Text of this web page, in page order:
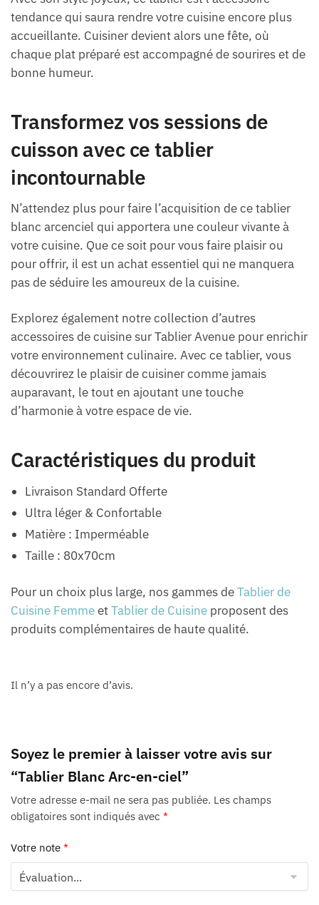
tendance qui saura rendre votre cuisine encore plus
accueillante. Cuisiner devient alors une fête, où
chaque plat préparé est accompagné de sourires et de
bonne humeur.
Transformez vos sessions de
cuisson avec ce tablier
incontournable
N’attendez plus pour faire l’acquisition de ce tablier
blanc arcenciel qui apportera une couleur vivante à
votre cuisine. Que ce soit pour vous faire plaisir ou
pour offrir, il est un achat essentiel qui ne manquera
pas de séduire les amoureux de la cuisine.
Explorez également notre collection d’autres
accessoires de cuisine sur Tablier Avenue pour enrichir
votre environnement culinaire. Avec ce tablier, vous
découvrirez le plaisir de cuisiner comme jamais
auparavant, le tout en ajoutant une touche
d’harmonie à votre espace de vie.
Caractéristiques du produit
Livraison Standard Offerte
Ultra léger & Confortable
Matière : Imperméable
Taille : 80x70cm
Pour un choix plus large, nos gammes deTablier de
Cuisine FemmeetTablier de Cuisine proposent des
produits complémentaires de haute qualité.
Il n’y a pas encore d’avis.
Soyez le premier à laisser votre avis sur
“Tablier Blanc Arc-en-ciel”
Votre adresse e-mail ne sera pas publiée. Les champs
obligatoires sont indiqués avec *
Votre note *